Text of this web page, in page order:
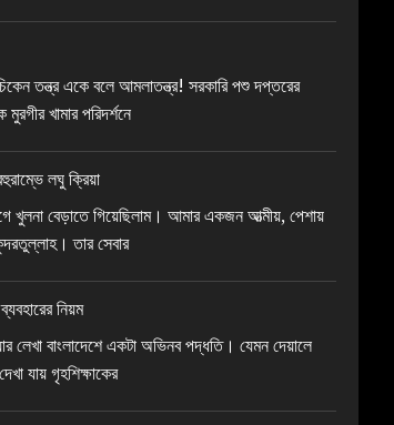
তন্ত্র একে বলে আমলাতন্ত্র! সরকারি পশু দপ্তরের
খামার পরিদর্শনে
লঘু ক্রিয়া
খুলনা বেড়াতে গিয়েছিলাম। আমার একজন আত্মীয়, পেশায়
তার সেবার
নিয়ম
লেখা বাংলাদেশে একটা অভিনব পদ্ধতি। যেমন দেয়ালে
যায় গৃহশিক্ষাকের